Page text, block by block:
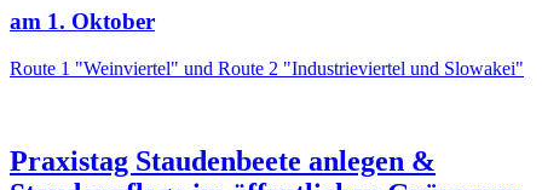
am 1. Oktober
Route 1 "Weinviertel" und Route 2 "Industrieviertel und Slowakei"
Praxistag Staudenbeete anlegen &